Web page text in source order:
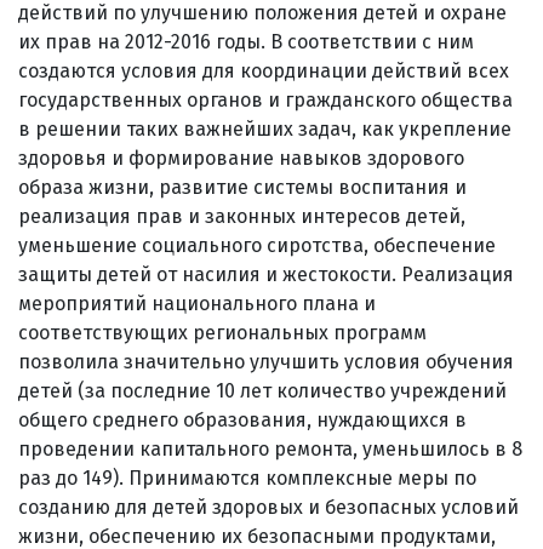
действий по улучшению положения детей и охране
их прав на 2012-2016 годы. В соответствии с ним
создаются условия для координации действий всех
государственных органов и гражданского общества
в решении таких важнейших задач, как укрепление
здоровья и формирование навыков здорового
образа жизни, развитие системы воспитания и
реализация прав и законных интересов детей,
уменьшение социального сиротства, обеспечение
защиты детей от насилия и жестокости. Реализация
мероприятий национального плана и
соответствующих региональных программ
позволила значительно улучшить условия обучения
детей (за последние 10 лет количество учреждений
общего среднего образования, нуждающихся в
проведении капитального ремонта, уменьшилось в 8
раз до 149). Принимаются комплексные меры по
созданию для детей здоровых и безопасных условий
жизни, обеспечению их безопасными продуктами,